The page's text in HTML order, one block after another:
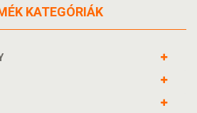
KATEGÓRIÁK